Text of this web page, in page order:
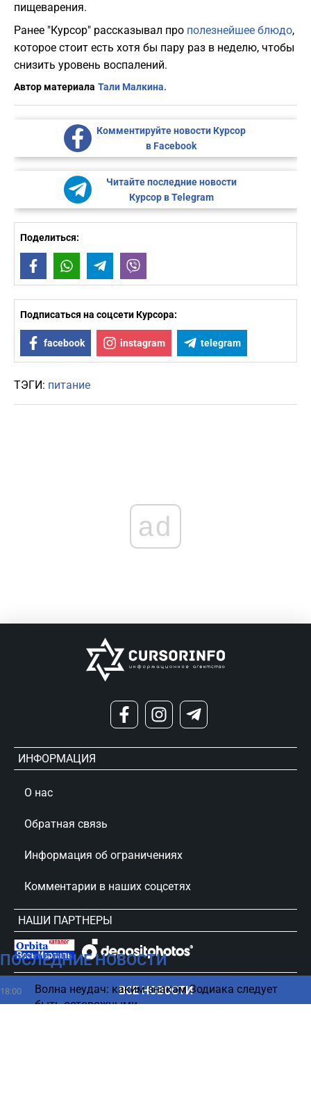
пищеварения.
Ранее "Курсор" рассказывал про полезнейшее блюдо,
которое стоит есть хотя бы пару раз в неделю, чтобы
снизить уровень воспалений.
Автор материала Тали Малкина.
Комментируйте новости Курсор
в Facebook
Читайте последние новости
Курсор в Telegram
Поделиться:
FacebookWhatsAppTelegram
Подписаться на соцсети Курсора:
facebook instagram telegram
ТЭГИ: питание
ПОСЛЕДНИЕ НОВОСТИ
18:00
Волна неудач: каким знакам Зодиака следует
быть осторожными
ВСЕ НОВОСТИ
ad
ИНФОРМАЦИЯ
О нас
Обратная связь
Информация об ограничениях
Комментарии в наших соцсетях
НАШИ ПАРТНЕРЫ
сursorinfo.co.il © Все права защищены